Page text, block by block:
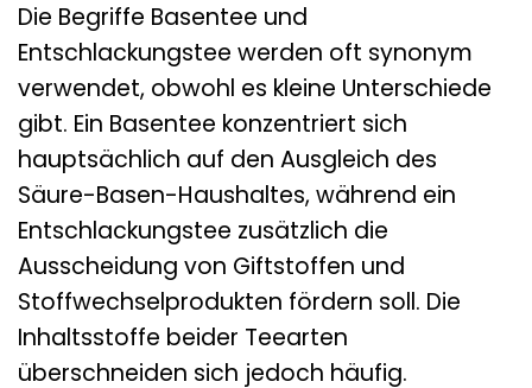
Die Begriffe Basentee und
Entschlackungstee werden oft synonym
verwendet, obwohl es kleine Unterschiede
gibt. Ein Basentee konzentriert sich
hauptsächlich auf den Ausgleich des
Säure-Basen-Haushaltes, während ein
Entschlackungstee zusätzlich die
Ausscheidung von Giftstoffen und
Stoffwechselprodukten fördern soll. Die
Inhaltsstoffe beider Teearten
überschneiden sich jedoch häufig.